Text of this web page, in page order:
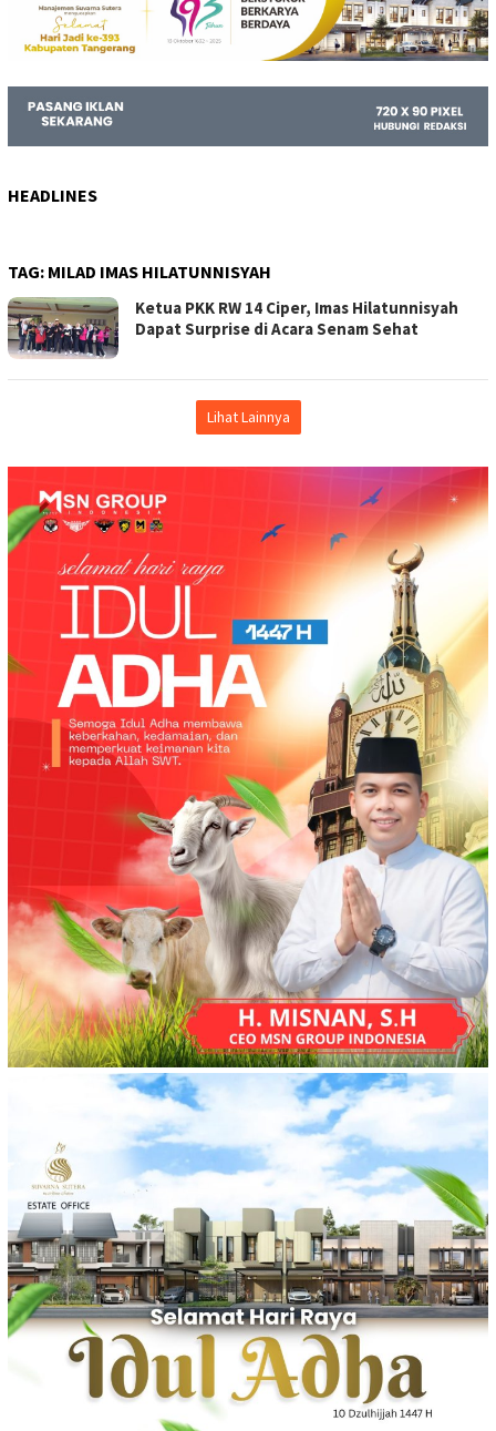
HEADLINES
TAG: MILAD IMAS HILATUNNISYAH
Ketua PKK RW 14 Ciper, Imas Hilatunnisyah
Dapat Surprise di Acara Senam Sehat
Lihat Lainnya